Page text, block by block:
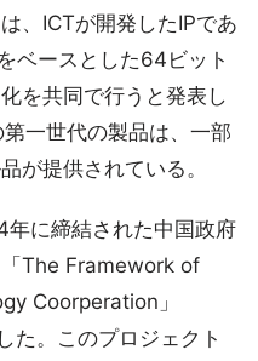
、ICTが開発したIPであ
ベースとした64ビット
を共同で行うと発表し
一世代の製品は、一部
が提供されている。
に締結された中国政府
「The Framework of
Coorperation」
た。このプロジェクト